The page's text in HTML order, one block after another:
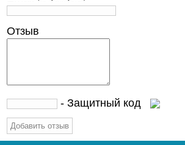
Отзыв
- Защитный код